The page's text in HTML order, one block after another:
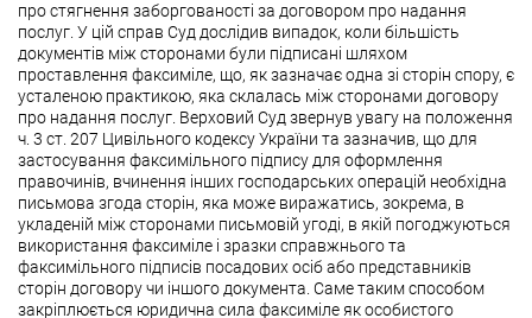
про стягнення заборгованості за договором про надання
послуг. У цій справ Суд дослідив випадок, коли більшість
документів між сторонами були підписані шляхом
проставлення факсиміле, що, як зазначає одна зі сторін спору, є
усталеною практикою, яка склалась між сторонами договору
про надання послуг. Верховий Суд звернув увагу на положення
ч. 3 ст. 207 Цивільного кодексу України та зазначив, що для
застосування факсимільного підпису для оформлення
правочинів, вчинення інших господарських операцій необхідна
письмова згода сторін, яка може виражатись, зокрема, в
укладеній між сторонами письмовій угоді, в якій погоджуються
використання факсиміле і зразки справжнього та
факсимільного підписів посадових осіб або представників
сторін договору чи іншого документа. Саме таким способом
закріплюється юридична сила факсиміле як особистого